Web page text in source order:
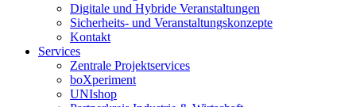
Digitale und Hybride Veranstaltungen
Sicherheits- und Veranstaltungskonzepte
Kontakt
Services
Zentrale Projektservices
boXperiment
UNIshop